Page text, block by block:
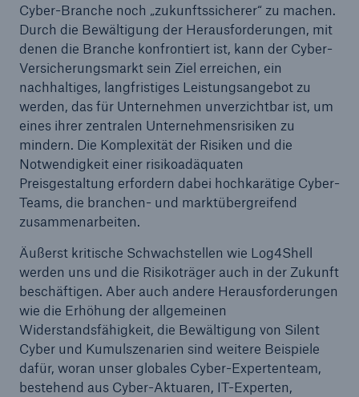
Cyber-Branche noch „zukunftssicherer“ zu machen.
Durch die Bewältigung der Herausforderungen, mit
denen die Branche konfrontiert ist, kann der Cyber-
Versicherungsmarkt sein Ziel erreichen, ein
nachhaltiges, langfristiges Leistungsangebot zu
werden, das für Unternehmen unverzichtbar ist, um
eines ihrer zentralen Unternehmensrisiken zu
mindern. Die Komplexität der Risiken und die
Notwendigkeit einer risikoadäquaten
Preisgestaltung erfordern dabei hochkarätige Cyber-
Teams, die branchen- und marktübergreifend
zusammenarbeiten.
Äußerst kritische Schwachstellen wie Log4Shell
werden uns und die Risikoträger auch in der Zukunft
beschäftigen. Aber auch andere Herausforderungen
wie die Erhöhung der allgemeinen
Widerstandsfähigkeit, die Bewältigung von Silent
Cyber und Kumulszenarien sind weitere Beispiele
dafür, woran unser globales Cyber-Expertenteam,
bestehend aus Cyber-Aktuaren, IT-Experten,
Geschätzte globale wirtschaftliche Kosten der
Internetkriminalität
600 bn
US Dollar im Jahr 2018